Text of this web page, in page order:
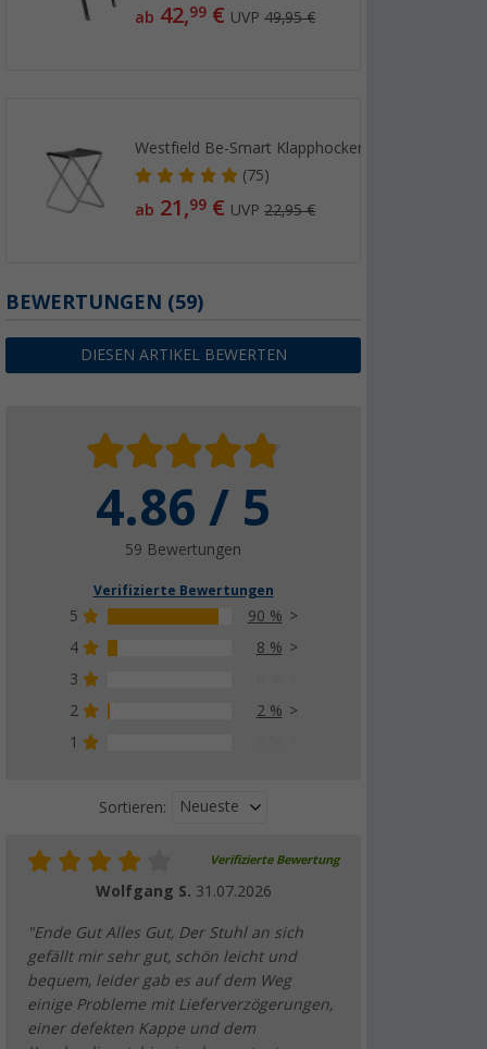
ab 42,99 € UVP49,95 €
Westfield Be-Smart Klapphocker XL
(75)
ab 21,99 € UVP22,95 €
BEWERTUNGEN (59)
DIESEN ARTIKEL BEWERTEN
4.86 / 5
59 Bewertungen
Verifizierte Bewertungen
5
90 %
4
8 %
3
2
2 %
1
Sortieren: Neueste
Verifizierte Bewertung
Wolfgang S. 31.07.2026
"Ende Gut Alles Gut, Der Stuhl an sich
gefällt mir sehr gut, schön leicht und
bequem, leider gab es auf dem Weg
einige Probleme mit Lieferverzögerungen,
einer defekten Kappe und dem